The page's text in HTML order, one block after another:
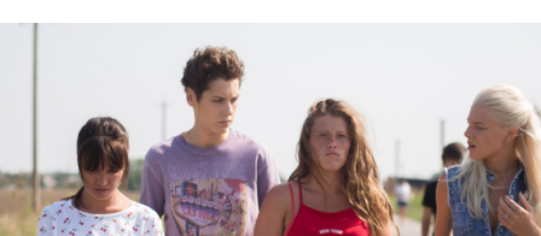
Адвокат Ефремова заявил об отказе
артиста признавать вину в
совершении ДТП. А потом сказал,
что его не так поняли
По словам защитника, вопрос о признании
вины на допросе вообще не поднимался.